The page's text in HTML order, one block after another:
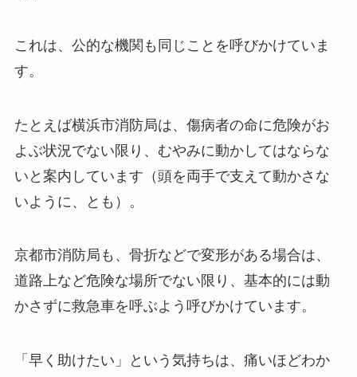
これは、公的な機関も同じことを呼びかけていま
す。
たとえば横浜市消防局は、傷病者の命に危険がお
よぶ状況でない限り、むやみに動かしてはならな
いと案内しています（頭を両手で支えて動かさな
いように、とも）。
京都市消防局も、骨折などで変形がある場合は、
道路上など危険な場所でない限り、基本的には動
かさずに救急車を呼ぶよう呼びかけています。
「早く助けたい」という気持ちは、痛いほどわか